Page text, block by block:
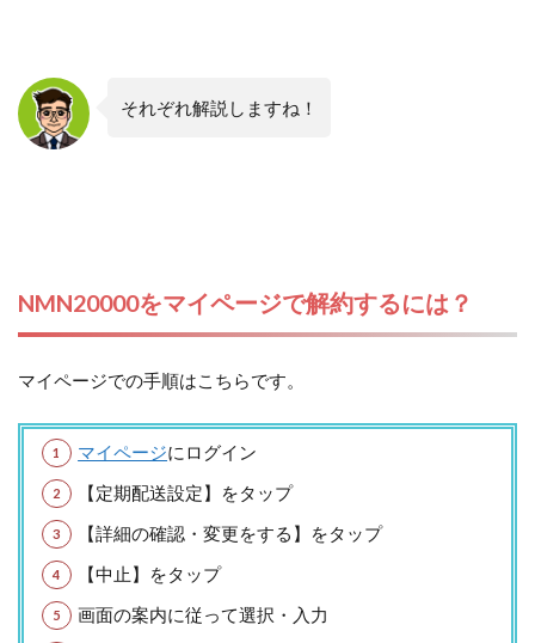
それぞれ解説しますね！
NMN20000をマイページで解約するには？
マイページでの手順はこちらです。
マイページにログイン
【定期配送設定】をタップ
【詳細の確認・変更をする】をタップ
【中止】をタップ
画面の案内に従って選択・入力